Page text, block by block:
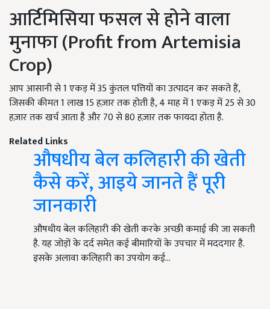
आर्टिमिसिया फसल से होने वाला
मुनाफा (Profit from Artemisia
Crop)
आप आसानी से 1 एकड़ में 35 कुंतल पत्तियों का उत्पादन कर सकते हैं,
जिसकी कीमत 1 लाख 15 हज़ार तक होती है, 4 माह में 1 एकड़ में 25 से 30
हज़ार तक खर्च आता है और 70 से 80 हज़ार तक फायदा होता है.
Related Links
औषधीय बेल कलिहारी की खेती
कैसे करें, आइये जानते हैं पूरी
जानकारी
औषधीय बेल कलिहारी की खेती करके अच्छी कमाई की जा सकती
है. यह जोड़ों के दर्द समेत कई बीमारियों के उपचार में मददगार है.
इसके अलावा कलिहारी का उपयोग कई…